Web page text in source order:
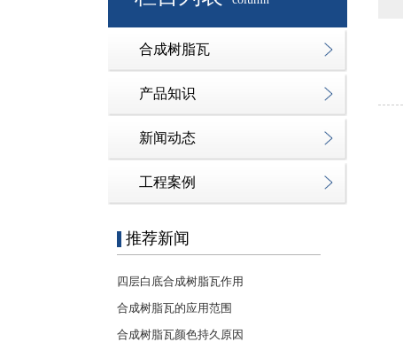
合成树脂瓦
产品知识
新闻动态
工程案例
推荐新闻
四层白底合成树脂瓦作用
合成树脂瓦的应用范围
合成树脂瓦颜色持久原因